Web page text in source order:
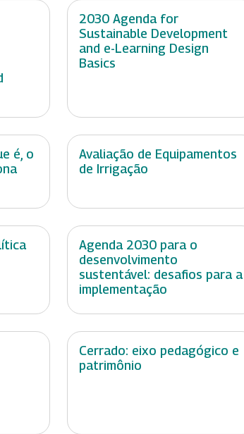
2030 Agenda for
Sustainable Development
and e-Learning Design
Basics
é, o
Avaliação de Equipamentos
de Irrigação
Agenda 2030 para o
desenvolvimento
sustentável: desafios para a
implementação
Cerrado: eixo pedagógico e
patrimônio